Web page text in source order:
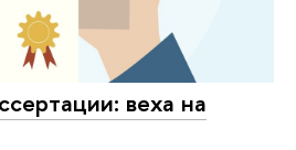
веха на